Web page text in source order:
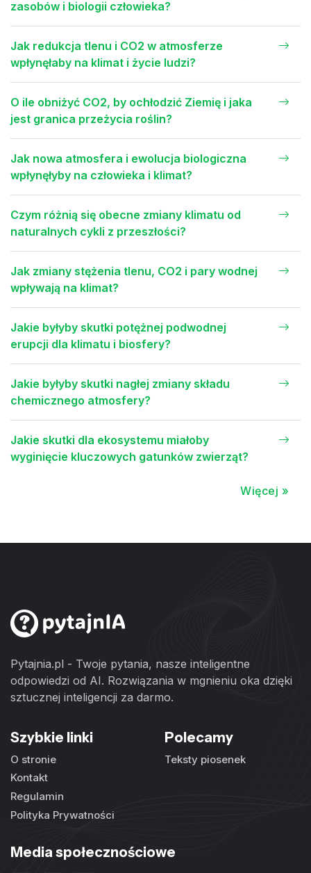
zasobów i biologii człowieka?
Jak redukcja tlenu i CO2 w atmosferze
wpłynęłaby na klimat i życie ludzi?
O ile obniżyć CO2, by ochłodzić Ziemię i jaka
jest granica przeżycia roślin?
Jak nowa atmosfera i ewolucja biologiczna
wpłynęłyby na człowieka i klimat?
Czym różnią się obecne zmiany klimatu od
naturalnych cykli z przeszłości?
Jak zmiany stężenia tlenu, CO2 i pary wodnej
wpływają na klimat?
Jakie byłyby skutki potężnej podwodnej
erupcji dla klimatu i biosfery?
Jakie byłyby skutki nagłej zmiany składu
chemicznego atmosfery?
Jakie skutki dla ekosystemu miałoby
wyginięcie kluczowych gatunków zwierząt?
Więcej »
Pytajnia.pl - Twoje pytania, nasze inteligentne
odpowiedzi od AI. Rozwiązania w mgnieniu oka dzięki
sztucznej inteligencji za darmo.
Szybkie linki
O stronie
Kontakt
Regulamin
Polityka Prywatności
Polecamy
Teksty piosenek
Media społecznościowe